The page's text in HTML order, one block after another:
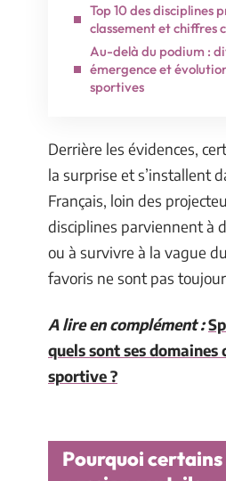
Top 10 des disciplines
classement et chiffres
Au-delà du podium :
émergence et
sportives
Derrière les évidences,
la surprise et s’installent
Français, loin des
disciplines parviennent à
ou à survivre à la vague
favoris ne sont pas
A lire en complément :
quels sont ses domaines
sportive ?
Pourquoi